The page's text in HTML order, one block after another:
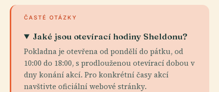
ČASTÉ OTÁZKY
Jaké jsou otevírací hodiny Sheldonu?
Pokladna je otevřena od pondělí do pátku, od
10:00 do 18:00, s prodlouženou otevírací dobou v
dny konání akcí. Pro konkrétní časy akcí
navštivte oficiální webové stránky.